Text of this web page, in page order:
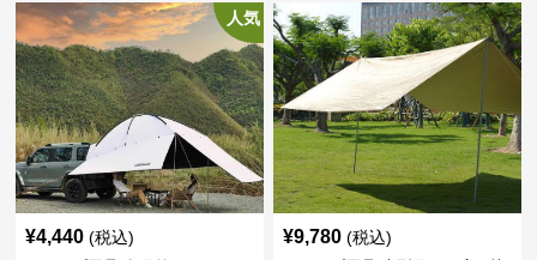
人気
¥4,440 (税込) ¥9,780 (税込)